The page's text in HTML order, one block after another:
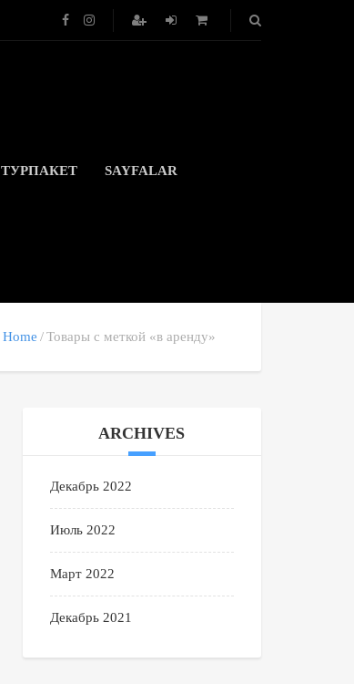
ТУРПАКЕТ SAYFALAR
Home Товары с меткой «в аренду»
ARCHIVES
Декабрь 2022
Июль 2022
Март 2022
Декабрь 2021